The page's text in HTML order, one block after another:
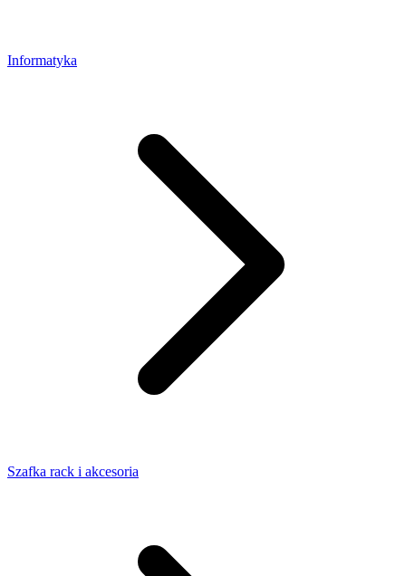
Informatyka
Szafka rack i akcesoria